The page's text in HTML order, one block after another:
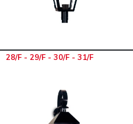
28/F - 29/F - 30/F - 31/F